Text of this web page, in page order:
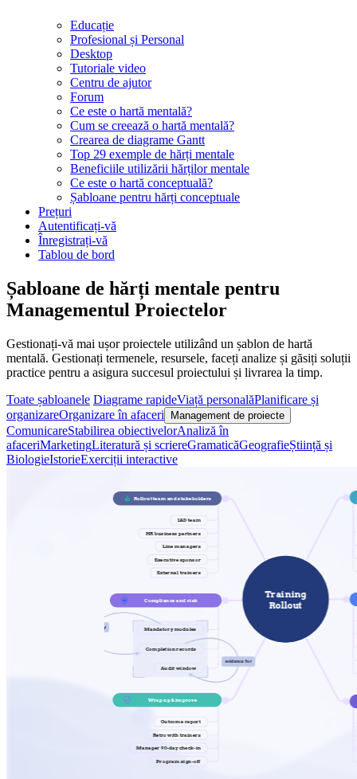
Educație
Profesional și Personal
Desktop
Tutoriale video
Centru de ajutor
Forum
Ce este o hartă mentală?
Cum se creează o hartă mentală?
Crearea de diagrame Gantt
Top 29 exemple de hărți mentale
Beneficiile utilizării hărților mentale
Ce este o hartă conceptuală?
Șabloane pentru hărți conceptuale
Prețuri
Autentificați-vă
Înregistrați-vă
Tablou de bord
Șabloane de hărți mentale pentru
Managementul Proiectelor
Gestionați-vă mai ușor proiectele utilizând un șablon de hartă
mentală. Gestionați termenele, resursele, faceți analize și găsiți soluții
practice pentru a asigura succesul proiectului și livrarea la timp.
Toate șabloanele Diagrame rapideViață personalăPlanificare și
organizareOrganizare în afaceri Management de proiecte
ComunicareStabilirea obiectivelorAnaliză în
afaceriMarketingLiteratură și scriereGramaticăGeografieȘtiință și
BiologieIstorieExerciții interactive